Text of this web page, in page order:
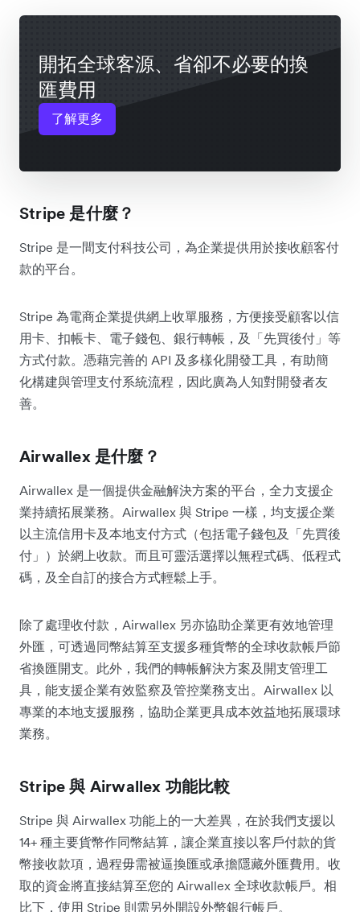
開拓全球客源、省卻不必要的換
匯費用
了解更多
Stripe 是什麼？
Stripe 是一間支付科技公司，為企業提供用於接收顧客付
款的平台。
Stripe 為電商企業提供網上收單服務，方便接受顧客以信
用卡、扣帳卡、電子錢包、銀行轉帳，及「先買後付」等
方式付款。憑藉完善的 API 及多樣化開發工具，有助簡
化構建與管理支付系統流程，因此廣為人知對開發者友
善。
Airwallex 是什麼？
Airwallex 是一個提供金融解決方案的平台，全力支援企
業持續拓展業務。Airwallex 與 Stripe 一樣，均支援企業
以主流信用卡及本地支付方式（包括電子錢包及「先買後
付」）於網上收款。而且可靈活選擇以無程式碼、低程式
碼，及全自訂的接合方式輕鬆上手。
除了處理收付款，Airwallex 另亦協助企業更有效地管理
外匯，可透過同幣結算至支援多種貨幣的全球收款帳戶節
省換匯開支。此外，我們的轉帳解決方案及開支管理工
具，能支援企業有效監察及管控業務支出。Airwallex 以
專業的本地支援服務，協助企業更具成本效益地拓展環球
業務。
Stripe 與 Airwallex 功能比較
Stripe 與 Airwallex 功能上的一大差異，在於我們支援以
14+ 種主要貨幣作同幣結算，讓企業直接以客戶付款的貨
幣接收款項，過程毋需被逼換匯或承擔隱藏外匯費用。收
取的資金將直接結算至您的 Airwallex 全球收款帳戶。相
比下，使用 Stripe 則需另外開設外幣銀行帳戶。